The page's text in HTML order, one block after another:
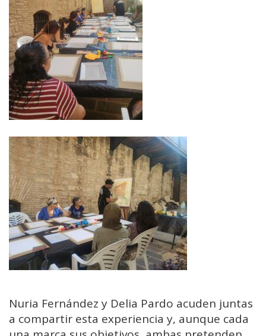
Nuria Fernández y Delia Pardo acuden juntas
a compartir esta experiencia y, aunque cada